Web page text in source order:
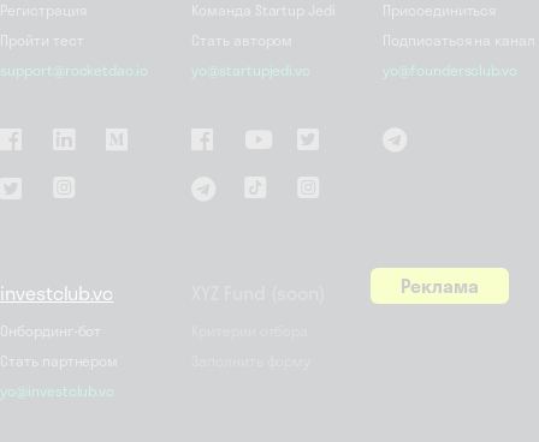
Регистрация
Пройти тест
support@rocketdao.io
Команда Startup Jedi
Стать автором
yo@startupjedi.vc
Присоединиться
Подписаться на канал
yo@foundersclub.vc
investclub.vc
Онбординг-бот
Стать партнером
yo@investclub.vc
Реклама